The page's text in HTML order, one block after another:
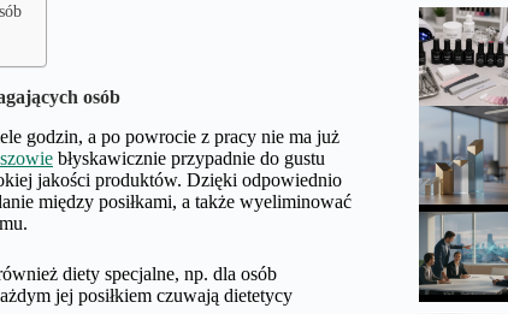
osób
godzin, a po powrocie z pracy nie ma już
błyskawicznie przypadnie do gustu
jakości produktów. Dzięki odpowiednio
między posiłkami, a także wyeliminować
diety specjalne, np. dla osób
jej posiłkiem czuwają dietetycy